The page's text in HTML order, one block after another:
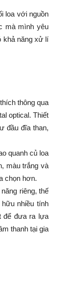
loa với nguồn
mà mình yêu
khả năng xử lí
thông qua
optical. Thiết
đầu đĩa than,
quanh củ loa
màu trắng và
chọn hơn.
riêng, thế
nhiều tính
để đưa ra lựa
thanh tại gia